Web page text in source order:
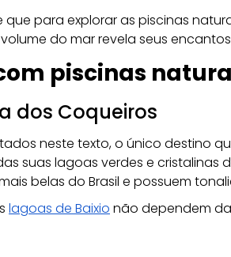
que para explorar as piscinas
do mar revela seus
piscinas
dos Coqueiros
neste texto, o único destino
suas lagoas verdes e
belas do Brasil e possuem
lagoas de Baixio não dependem